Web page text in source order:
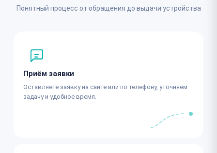
Понятный процесс от обращения до выдачи устройства
Приём заявки
Оставляете заявку на сайте или по телефону, уточняем
задачу и удобное время.